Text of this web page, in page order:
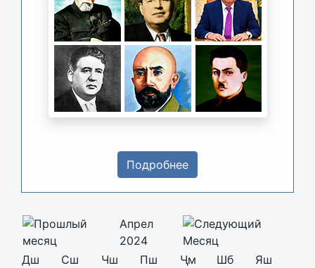
Подробнее
Апрел
2024
Дш
Сш Чш Пш Ҷм Шб
Яш